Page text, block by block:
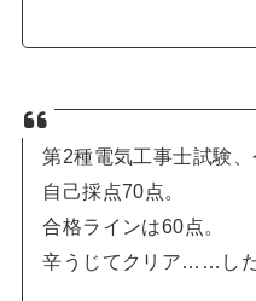
第2種電気工事士試験、
自己採点70点。
合格ラインは60点。
辛うじてクリア……した